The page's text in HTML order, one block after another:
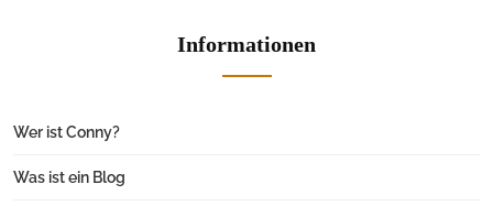
Informationen
Wer ist Conny?
Was ist ein Blog